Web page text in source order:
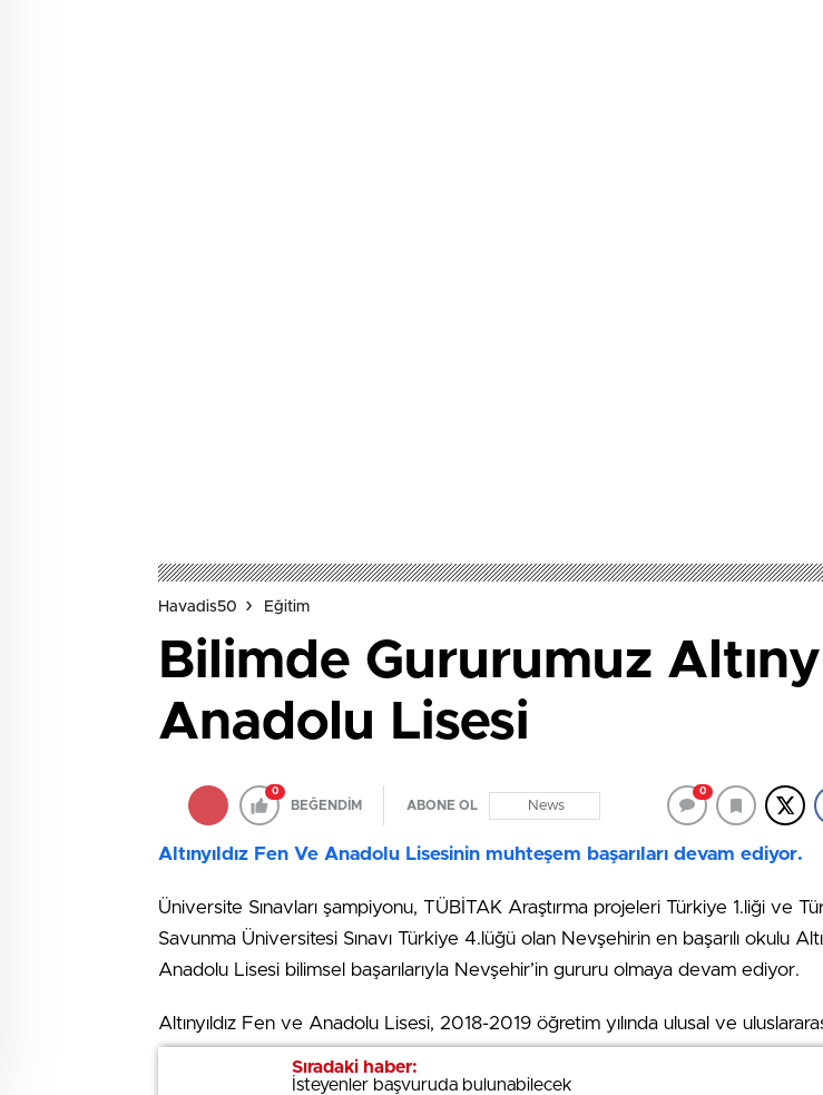
Sıradaki haber:
İsteyenler başvuruda bulunabilecek
Havadis50 Eğitim
Bilimde Gururumuz
Anadolu Lisesi
0
BEĞENDİM ABONE OL News
0
Altınyıldız Fen Ve Anadolu Lisesinin muhteşem başarıları devam ediyor.
Üniversite Sınavları şampiyonu, TÜBİTAK Araştırma projeleri Türkiye 1.liği ve
Savunma Üniversitesi Sınavı Türkiye 4.lüğü olan Nevşehirin en başarılı okulu
Anadolu Lisesi bilimsel başarılarıyla Nevşehir’in gururu olmaya devam ediyor.
Altınyıldız Fen ve Anadolu Lisesi, 2018-2019 öğretim yılında ulusal ve
başarılarına yeni başarılar eklemeye devam ediyor.
Sıradaki haber:
İsteyenler başvuruda bulunabilecek